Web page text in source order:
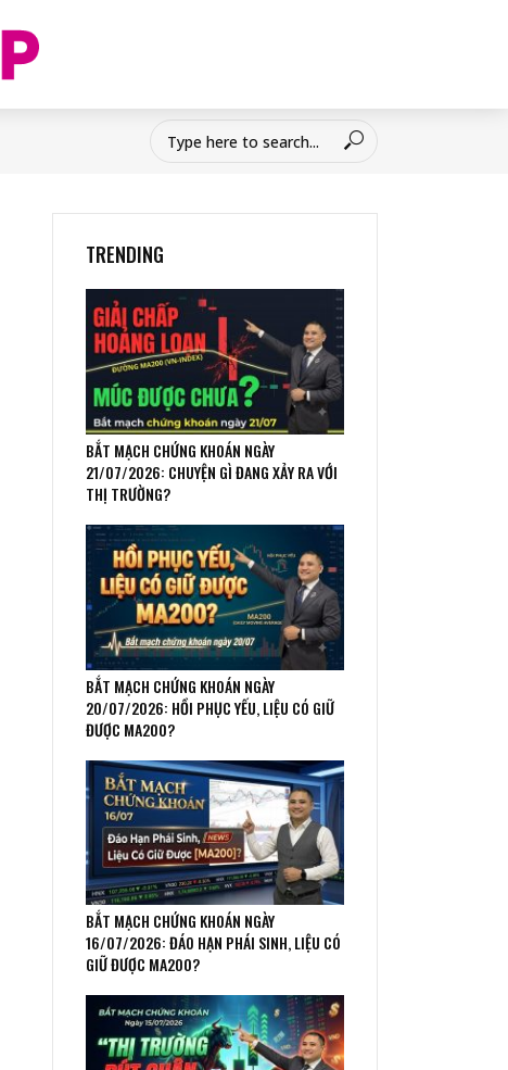
TRENDING
BẮT MẠCH CHỨNG KHOÁN NGÀY
21/07/2026: CHUYỆN GÌ ĐANG XẢY RA VỚI
THỊ TRƯỜNG?
BẮT MẠCH CHỨNG KHOÁN NGÀY
20/07/2026: HỒI PHỤC YẾU, LIỆU CÓ GIỮ
ĐƯỢC MA200?
BẮT MẠCH CHỨNG KHOÁN NGÀY
16/07/2026: ĐÁO HẠN PHÁI SINH, LIỆU CÓ
GIỮ ĐƯỢC MA200?